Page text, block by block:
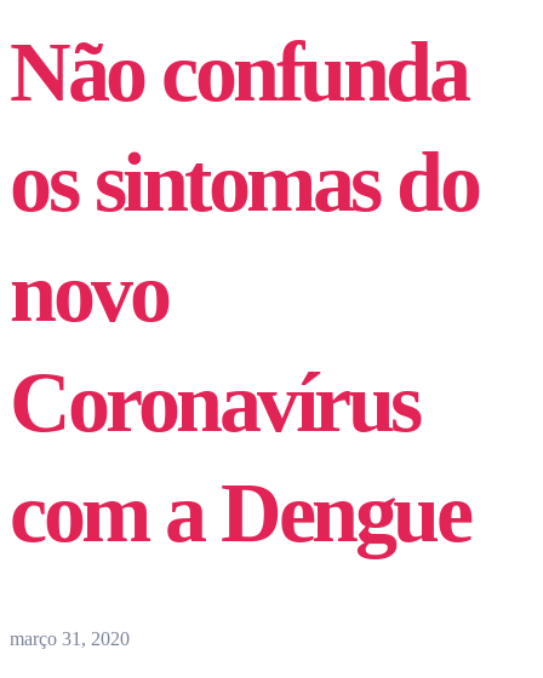
Não confunda
os sintomas do
novo
Coronavírus
com a Dengue
março 31, 2020